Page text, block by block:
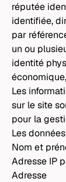
réputée
identifiée,
par
un ou
identité
Les
sur le site
pour la
Les
Nom et
Adresse IP
Adresse